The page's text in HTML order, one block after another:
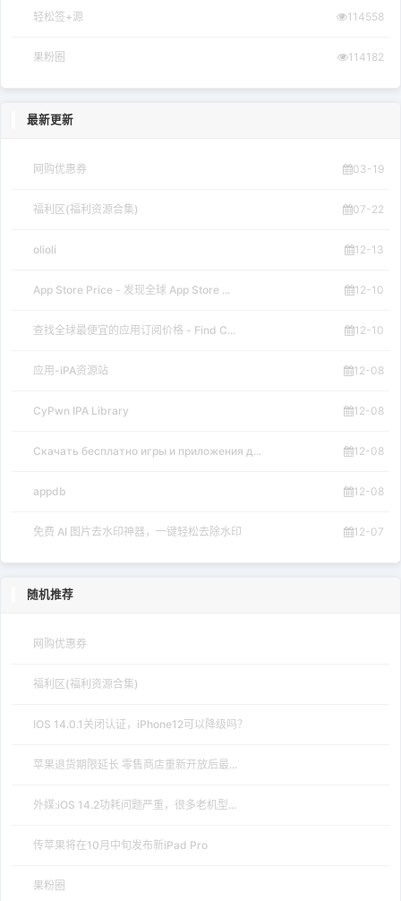
轻松签+源 114558
果粉圈 114182
最新更新
网购优惠券 03-19
福利区(福利资源合集) 07-22
olioli 12-13
App Store Price - 发现全球 App Store ... 12-10
查找全球最便宜的应用订阅价格 - Find C... 12-10
应用-iPA资源站 12-08
CyPwn IPA Library 12-08
Скачать бесплатно игры и приложения д... 12-08
appdb 12-08
免费 AI 图片去水印神器，一键轻松去除水印 12-07
随机推荐
网购优惠券
福利区(福利资源合集)
IOS 14.0.1关闭认证，iPhone12可以降级吗？
苹果退货期限延长 零售商店重新开放后最...
外媒:iOS 14.2功耗问题严重，很多老机型...
传苹果将在10月中旬发布新iPad Pro
果粉圈